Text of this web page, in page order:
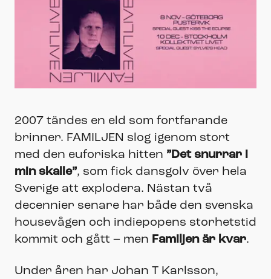
2007 tändes en eld som fortfarande
brinner. FAMILJEN slog igenom stort
med den euforiska hitten ”Det snurrar i
min skalle”, som fick dansgolv över hela
Sverige att explodera. Nästan två
decennier senare har både den svenska
housevågen och indiepopens storhetstid
kommit och gått – men Familjen är kvar.
Under åren har Johan T Karlsson,